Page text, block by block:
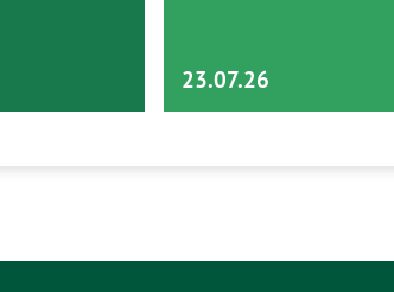
23.07.26